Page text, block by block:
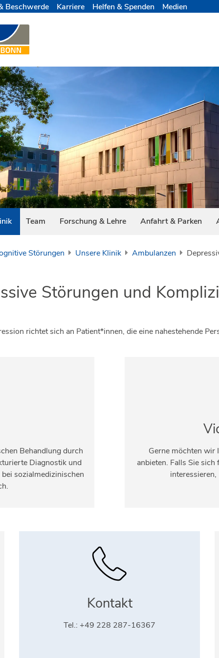
Beschwerde Karriere Helfen & Spenden Medien
Team Forschung & Lehre Anfahrt & Parken
Störungen Unsere Klinik Ambulanzen
Störungen und
richtet sich an Patient*innen, die eine nahestehende
Behandlung durch
Diagnostik und
sozialmedizinischen
Gerne möchten wir
anbieten. Falls Sie
Kontakt
Tel.: +49 228 287-16367